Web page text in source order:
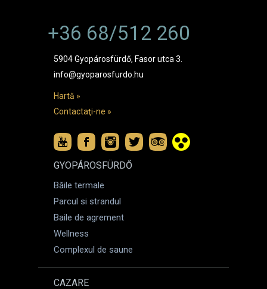
+36 68/512 260
5904 Gyopárosfürdő, Fasor utca 3.
info@gyoparosfurdo.hu
Hartă »
Contactaţi-ne »
GYOPÁROSFÜRDŐ
Băile termale
Parcul si strandul
Baile de agrement
Wellness
Complexul de saune
CAZARE